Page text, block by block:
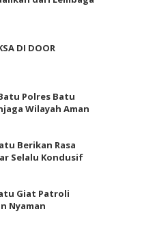
DI DOOR
Polres Batu
Wilayah Aman
Berikan Rasa
Selalu Kondusif
Giat Patroli
Nyaman